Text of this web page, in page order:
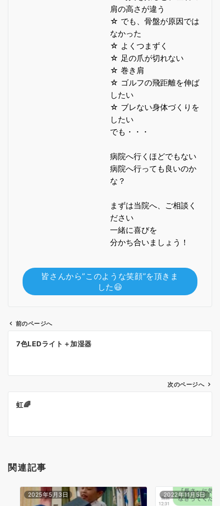
肩の高さが違う
☆ でも、骨盤が原因では
なかった
☆ よくつまずく
☆ 足の爪が切れない
☆ 巻き肩
☆ ゴルフの飛距離を伸ば
したい
☆ ブレない身体づくりを
したい
でも・・・
病院へ行くほどでもない
病院へ行っても良いのか
な？
まずは当院へ、ご相談く
ださい
一緒に喜びを
分かち合いましょう！
皆さんから”このような笑顔”を頂きま
した😃
ン
前のページへ
7色LEDライト＋加湿器
次のページへ
虹🌈
関連記事
2025年5月3日 2022年11月5日